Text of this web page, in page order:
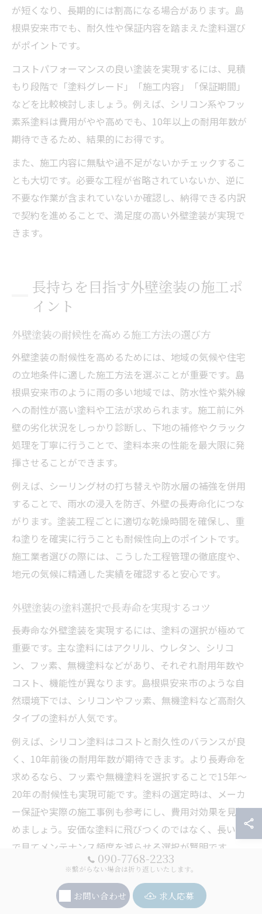
が短くなり、長期的には割高になる場合があります。島
根県安来市でも、耐久性や保証内容を踏まえた塗料選び
がポイントです。
コストパフォーマンスの良い塗装を実現するには、見積
もり段階で「塗料グレード」「施工内容」「保証期間」
などを比較検討しましょう。例えば、シリコン系やフッ
素系塗料は費用がやや高めでも、10年以上の耐用年数が
期待できるため、結果的にお得です。
また、施工内容に無駄や過不足がないかチェックするこ
とも大切です。必要な工程が省略されていないか、逆に
不要な作業が含まれていないか確認し、納得できる内訳
で契約を進めることで、満足度の高い外壁塗装が実現で
きます。
長持ちを目指す外壁塗装の施工ポ
イント
外壁塗装の耐候性を高める施工方法の選び方
外壁塗装の耐候性を高めるためには、地域の気候や住宅
の立地条件に適した施工方法を選ぶことが重要です。島
根県安来市のように雨の多い地域では、防水性や紫外線
への耐性が高い塗料や工法が求められます。施工前に外
壁の劣化状況をしっかり診断し、下地の補修やクラック
処理を丁寧に行うことで、塗料本来の性能を最大限に発
揮させることができます。
例えば、シーリング材の打ち替えや防水層の補強を併用
することで、雨水の浸入を防ぎ、外壁の長寿命化につな
がります。塗装工程ごとに適切な乾燥時間を確保し、重
ね塗りを確実に行うことも耐候性向上のポイントです。
施工業者選びの際には、こうした工程管理の徹底度や、
地元の気候に精通した実績を確認すると安心です。
外壁塗装の塗料選択で長寿命を実現するコツ
長寿命な外壁塗装を実現するには、塗料の選択が極めて
重要です。主な塗料にはアクリル、ウレタン、シリコ
ン、フッ素、無機塗料などがあり、それぞれ耐用年数や
コスト、機能性が異なります。島根県安来市のような自
然環境下では、シリコンやフッ素、無機塗料など高耐久
タイプの塗料が人気です。
例えば、シリコン塗料はコストと耐久性のバランスが良
く、10年前後の耐用年数が期待できます。より長寿命を
求めるなら、フッ素や無機塗料を選択することで15年～
20年の耐候性も実現可能です。塗料の選定時は、メーカ
ー保証や実際の施工事例も参考にし、費用対効果を見極
めましょう。安価な塗料に飛びつくのではなく、長い目
で見てメンテナンス頻度を減らせる選択が賢明です。
外壁塗装を長持ちさせる下地処理の重要性
外壁塗装の耐久性を大きく左右するのが下地処理です。
090-7768-2233
※繋がらない場合は折り返しいたします。
お問い合わせ 求人応募